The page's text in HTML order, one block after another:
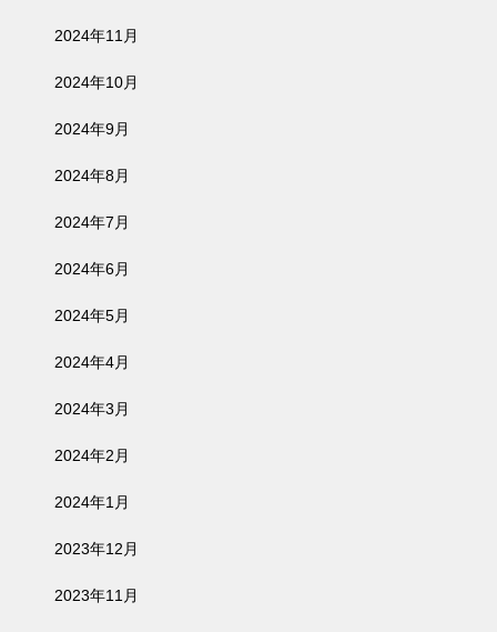
2024年11月
2024年10月
2024年9月
2024年8月
2024年7月
2024年6月
2024年5月
2024年4月
2024年3月
2024年2月
2024年1月
2023年12月
2023年11月